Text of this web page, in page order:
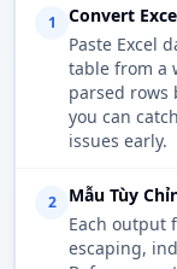
1
Convert
Paste Excel
table from a
parsed rows
you can
issues early.
2
Mẫu Tùy
Each output
escaping,